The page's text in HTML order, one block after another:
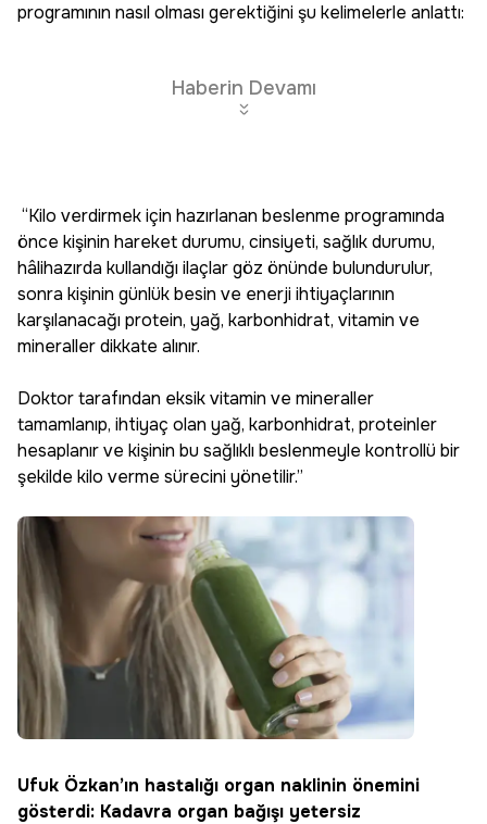
programının nasıl olması gerektiğini şu kelimelerle anlattı:
Haberin Devamı
“Kilo verdirmek için hazırlanan beslenme programında
önce kişinin hareket durumu, cinsiyeti, sağlık durumu,
hâlihazırda kullandığı ilaçlar göz önünde bulundurulur,
sonra kişinin günlük besin ve enerji ihtiyaçlarının
karşılanacağı protein, yağ, karbonhidrat, vitamin ve
mineraller dikkate alınır.
Doktor tarafından eksik vitamin ve mineraller
tamamlanıp, ihtiyaç olan yağ, karbonhidrat, proteinler
hesaplanır ve kişinin bu sağlıklı beslenmeyle kontrollü bir
şekilde kilo verme sürecini yönetilir.”
Ufuk Özkan’ın hastalığı organ naklinin önemini
gösterdi: Kadavra organ bağışı yetersiz